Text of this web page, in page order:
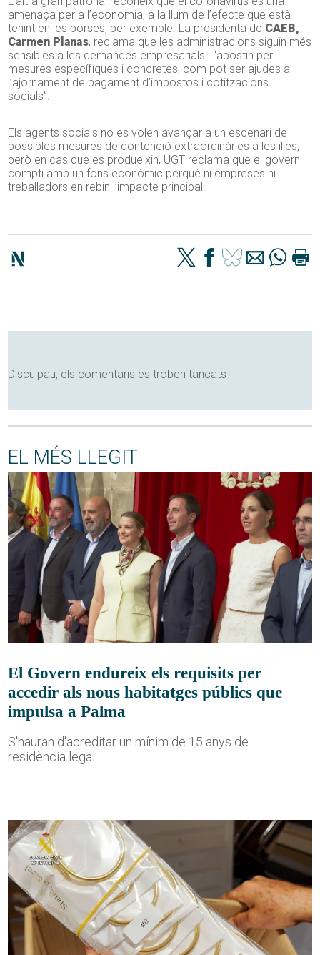
amenaça per a l’economia, a la llum de l’efecte que està
tenint en les borses, per exemple. La presidenta de CAEB,
Carmen Planas, reclama que les administracions siguin més
sensibles a les demandes empresarials i “apostin per
mesures específiques i concretes, com pot ser ajudes a
l’ajornament de pagament d’impostos i cotitzacions
socials”.
Els agents socials no es volen avançar a un escenari de
possibles mesures de contenció extraordinàries a les illes,
però en cas que es produeixin, UGT reclama que el govern
compti amb un fons econòmic perquè ni empreses ni
treballadors en rebin l’impacte principal.
Disculpau, els comentaris es troben tancats
EL MÉS LLEGIT
El Govern endureix els requisits per
accedir als nous habitatges públics que
impulsa a Palma
S'hauran d'acreditar un mínim de 15 anys de
residència legal